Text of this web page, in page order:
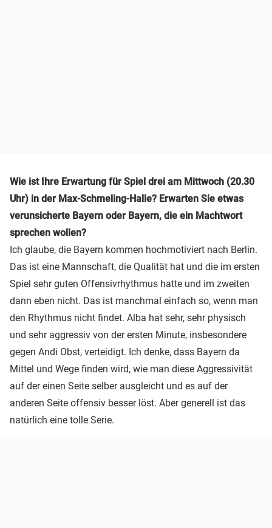
Wie ist Ihre Erwartung für Spiel drei am Mittwoch (20.30
Uhr) in der Max-Schmeling-Halle? Erwarten Sie etwas
verunsicherte Bayern oder Bayern, die ein Machtwort
sprechen wollen?
Ich glaube, die Bayern kommen hochmotiviert nach Berlin.
Das ist eine Mannschaft, die Qualität hat und die im ersten
Spiel sehr guten Offensivrhythmus hatte und im zweiten
dann eben nicht. Das ist manchmal einfach so, wenn man
den Rhythmus nicht findet. Alba hat sehr, sehr physisch
und sehr aggressiv von der ersten Minute, insbesondere
gegen Andi Obst, verteidigt. Ich denke, dass Bayern da
Mittel und Wege finden wird, wie man diese Aggressivität
auf der einen Seite selber ausgleicht und es auf der
anderen Seite offensiv besser löst. Aber generell ist das
natürlich eine tolle Serie.